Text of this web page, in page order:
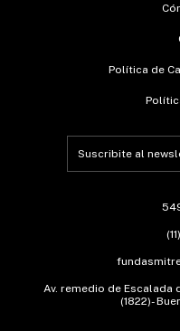
Política de
Av. remedio de Escalada
(1822)-